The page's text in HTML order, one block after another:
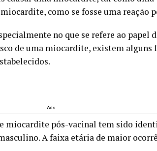
como se fosse uma reação
no que se refere ao papel
de uma miocardite, existem alguns
Ads
miocardite pós-vacinal tem sido
A faixa etária de maior